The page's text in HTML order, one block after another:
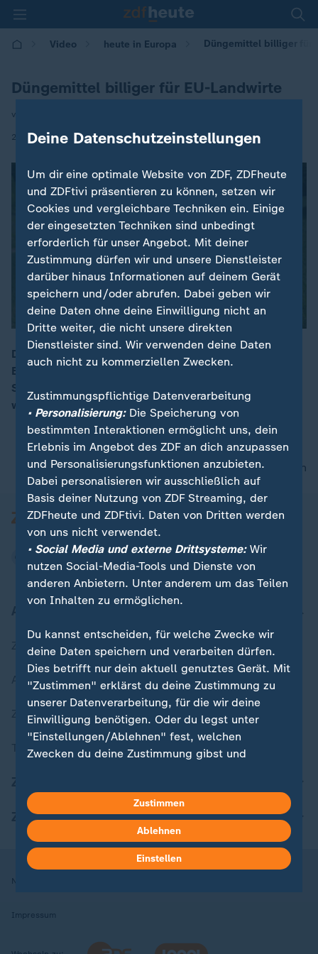
Video heute in Europa Düngemittel billiger für
Düngemittel billiger für EU-Landwirte
von Andreas Stamm
26.05.2026 | 16:00
Düngemittel sind durch den Iran-Konflikt teurer. Ein
EU-Aktionsplan soll Europas Landwirten helfen: Die
Standardzölle auf Stickstoffdüngemittel-Importe
werden für ein Jahr ausgesetzt.
nach oben
Zuletzt veröffentlicht
Aktuelle Sendungs-Videos
ZDFheute Stories
Themen im Überblick
ZDFheute Apps
Nutzungsbedingungen
Impressum
Deine Datenschutzeinstellungen
Um dir eine optimale Website von ZDF, ZDFheute
und ZDFtivi präsentieren zu können, setzen wir
Cookies und vergleichbare Techniken ein. Einige
der eingesetzten Techniken sind unbedingt
erforderlich für unser Angebot. Mit deiner
Zustimmung dürfen wir und unsere Dienstleister
darüber hinaus Informationen auf deinem Gerät
speichern und/oder abrufen. Dabei geben wir
deine Daten ohne deine Einwilligung nicht an
Dritte weiter, die nicht unsere direkten
Dienstleister sind. Wir verwenden deine Daten
auch nicht zu kommerziellen Zwecken.
Zustimmungspflichtige Datenverarbeitung
• Personalisierung:Die Speicherung von
bestimmten Interaktionen ermöglicht uns, dein
Erlebnis im Angebot des ZDF an dich anzupassen
und Personalisierungsfunktionen anzubieten.
Dabei personalisieren wir ausschließlich auf
Basis deiner Nutzung von ZDF Streaming, der
ZDFheute und ZDFtivi. Daten von Dritten werden
von uns nicht verwendet.
• Social Media und externe Drittsysteme:Wir
nutzen Social-Media-Tools und Dienste von
anderen Anbietern. Unter anderem um das Teilen
von Inhalten zu ermöglichen.
Du kannst entscheiden, für welche Zwecke wir
deine Daten speichern und verarbeiten dürfen.
Dies betrifft nur dein aktuell genutztes Gerät. Mit
"Zustimmen" erklärst du deine Zustimmung zu
unserer Datenverarbeitung, für die wir deine
Einwilligung benötigen. Oder du legst unter
"Einstellungen/Ablehnen" fest, welchen
Zwecken du deine Zustimmung gibst und
in deinen Einstellungen widerrufen oder ändern.
Hier findest du das Impressum.
Weitere Informationen findest du in unserer
Datenschutzerklärung.
Zustimmen
Ablehnen
Einstellen